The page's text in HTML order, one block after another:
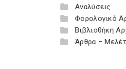
Αναλύσεις
Φορολογικό
Βιβλιοθήκη
Άρθρα –